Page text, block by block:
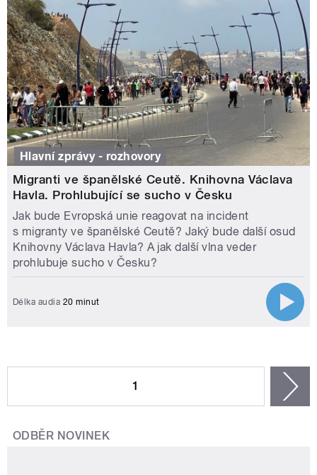
Hlavní zprávy - rozhovory
Migranti ve španělské Ceutě. Knihovna Václava
Havla. Prohlubující se sucho v Česku
Jak bude Evropská unie reagovat na incident
s migranty ve španělské Ceutě? Jaký bude další osud
Knihovny Václava Havla? A jak další vlna veder
prohlubuje sucho v Česku?
Délka audia 20 minut
1
ODBĚR NOVINEK